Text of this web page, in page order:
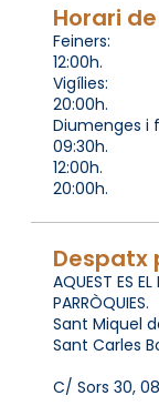
Horari
Feiners:
12:00h.
Vigílies:
20:00h.
Diumenges i
09:30h.
12:00h.
20:00h.
Despatx
AQUEST ES EL
PARRÒQUIES.
Sant Miquel
Sant Carles
C/ Sors 30,